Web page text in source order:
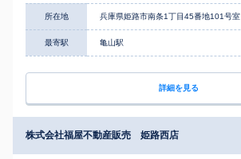
所在地 兵庫県姫路市南条1丁目45番地101号室
最寄駅 亀山駅
詳細を見る
株式会社福屋不動産販売 姫路西店